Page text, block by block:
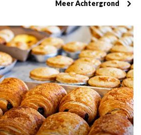
Meer Achtergrond